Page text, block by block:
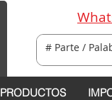
PRODUCTOS